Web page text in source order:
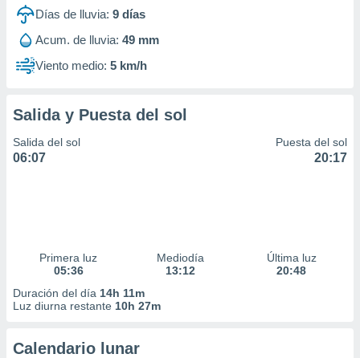
Días de lluvia: 9 días
Acum. de lluvia: 49 mm
Viento medio: 5 km/h
Salida y Puesta del sol
Salida del sol
06:07
Puesta del sol
20:17
Primera luz
05:36
Mediodía
13:12
Última luz
20:48
Duración del día 14h 11m
Luz diurna restante 10h 27m
Calendario lunar